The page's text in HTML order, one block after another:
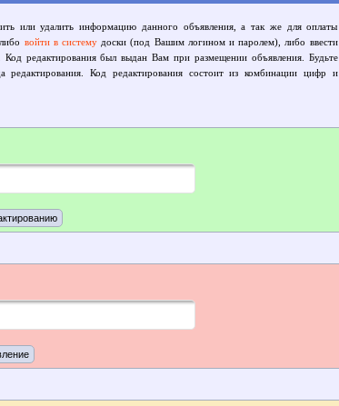
или удалить информацию данного объявления, а так же для оплаты
войти в системудоски (под Вашим логином и паролем), либо ввести
Код редактирования был выдан Вам при размещении объявления. Будьте
редактирования. Код редактирования состоит из комбинации цифр и